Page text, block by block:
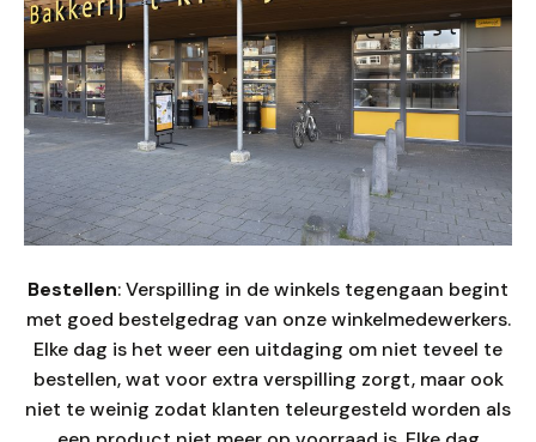
Bestellen: Verspilling in de winkels tegengaan begint
met goed bestelgedrag van onze winkelmedewerkers.
Elke dag is het weer een uitdaging om niet teveel te
bestellen, wat voor extra verspilling zorgt, maar ook
niet te weinig zodat klanten teleurgesteld worden als